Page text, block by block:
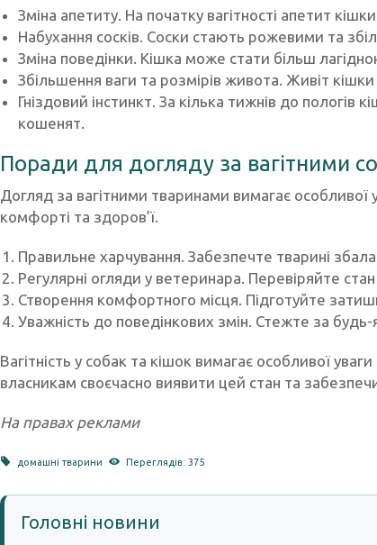
Зміна апетиту. На початку вагітності апетит
Набухання сосків. Соски стають рожевими та
Зміна поведінки. Кішка може стати більш
Збільшення ваги та розмірів живота. Живіт
Гніздовий інстинкт. За кілька тижнів до
кошенят.
Поради для догляду за вагітними
Догляд за вагітними тваринами вимагає особливої
комфорті та здоров’ї.
Правильне харчування. Забезпечте тварині
Регулярні огляди у ветеринара. Перевіряйте
Створення комфортного місця. Підготуйте
Уважність до поведінкових змін. Стежте за
Вагітність у собак та кішок вимагає особливої
власникам своєчасно виявити цей стан та
На правах реклами
домашні тварини Переглядів: 375
Головні новини